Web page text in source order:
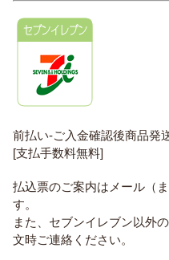
前払い-ご入金確認後商品発
[支払手数料無料]
払込票のご案内はメール（
す。
また、セブンイレブン以外
文時ご連絡ください。